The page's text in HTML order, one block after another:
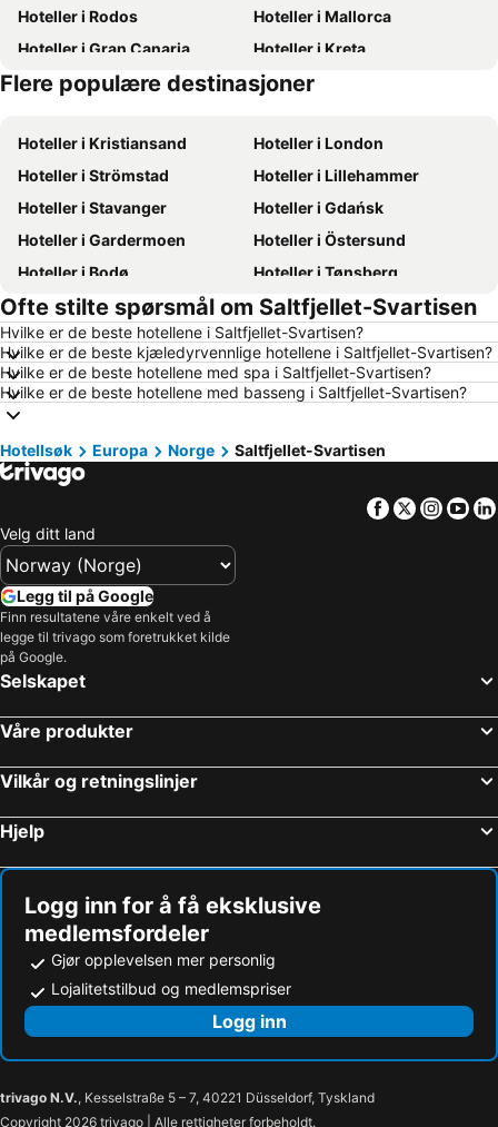
Hoteller i Rodos
Hoteller i Mallorca
Hoteller i Gran Canaria
Hoteller i Kreta
Hoteller i Oslo
Hoteller i Sverige
Flere populære destinasjoner
Hoteller i Kristiansand
Hoteller i London
Hoteller i Strömstad
Hoteller i Lillehammer
Hoteller i Stavanger
Hoteller i Gdańsk
Hoteller i Gardermoen
Hoteller i Östersund
Hoteller i Bodø
Hoteller i Tønsberg
Hoteller i Tromsø
Hoteller i Hamar
Hoteller i Karlstad
Hoteller i Roma
Hoteller i Sandefjord
Hoteller i Ålesund
Hoteller i Geilo
Hoteller i Fredrikstad
Hoteller i Mauritius
Hoteller i Hellas
Hoteller i Tenerife
Hoteller i Phuket
Hoteller i Västra Götalands län
Hoteller i Kypros
Hoteller i Amalfikysten
Hoteller i Split-Dalmatien
Hoteller i Lübecker Bucht
Hoteller i Sørlandet
Ofte stilte spørsmål om Saltfjellet-Svartisen
Hvilke er de beste hotellene i Saltfjellet-Svartisen?
Hvilke er de beste kjæledyrvennlige hotellene i Saltfjellet-Svartisen?
Hvilke er de beste hotellene med spa i Saltfjellet-Svartisen?
Hvilke er de beste hotellene med basseng i Saltfjellet-Svartisen?
Hotellsøk Europa Norge Saltfjellet-Svartisen
Facebook
Twitter
Velg ditt land
Legg til på Google
Finn resultatene våre enkelt ved å
legge til trivago som foretrukket kilde
på Google.
Selskapet
Våre produkter
Vilkår og retningslinjer
Hjelp
Logg inn for å få eksklusive
medlemsfordeler
Gjør opplevelsen mer personlig
Lojalitetstilbud og medlemspriser
Logg inn
trivago N.V., Kesselstraße 5 – 7, 40221 Düsseldorf, Tyskland
Copyright 2026 trivago | Alle rettigheter forbeholdt.